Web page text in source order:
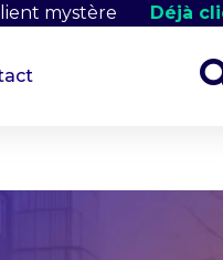
mystère Déjà